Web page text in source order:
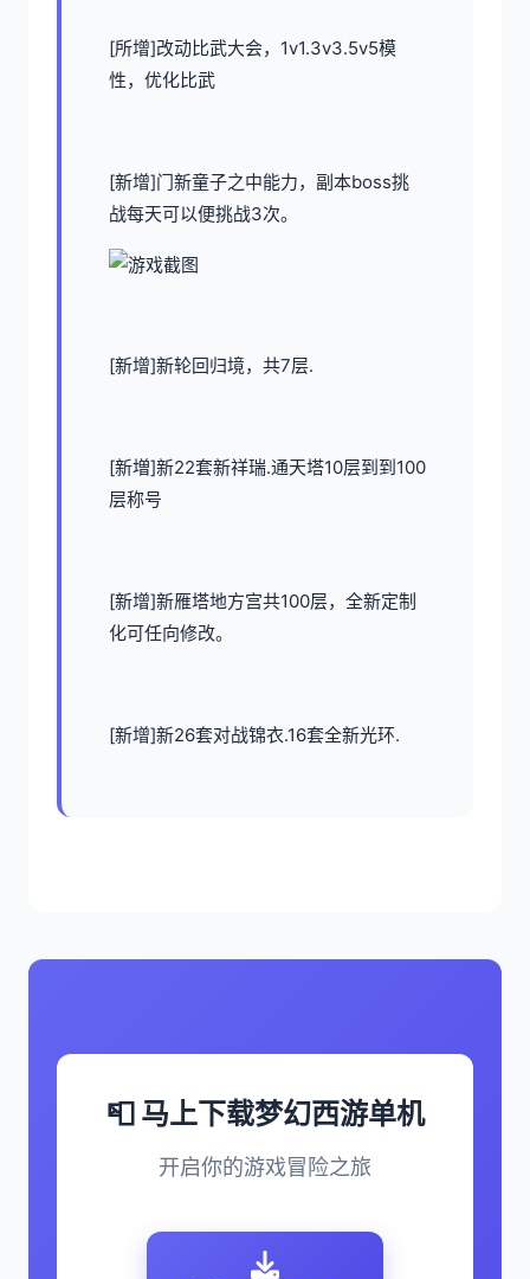
[所增]改动比武大会，1v1.3v3.5v5模
性，优化比武
[新增]门新童子之中能力，副本boss挑
战每天可以便挑战3次。
[新增]新轮回归境，共7层.
[新増]新22套新祥瑞.通天塔10层到到100
层称号
[新增]新雁塔地方宫共100层，全新定制
化可任向修改。
[新增]新26套对战锦衣.16套全新光环.
📮 马上下载梦幻西游单机
开启你的游戏冒险之旅